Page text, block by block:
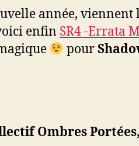
année, viennent
enfin SR4 -Errata
pour
Ombres